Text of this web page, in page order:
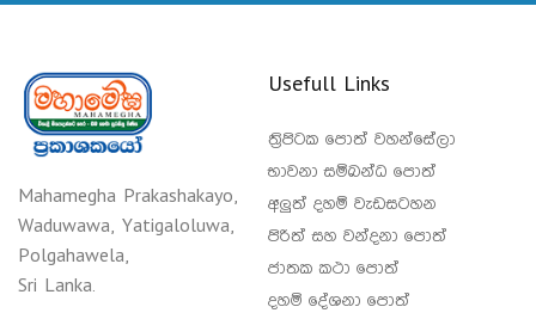
Mahamegha Prakashakayo,
Waduwawa, Yatigaloluwa,
Polgahawela,
Sri Lanka.
Usefull Links
ත්‍රිපිටක පොත් වහන්සේලා
භාවනා සම්බන්ධ පොත්
අලුත් දහම් වැඩසටහන
පිරිත් සහ වන්දනා පොත්
ජාතක කථා පොත්
දහම් දේශනා පොත්